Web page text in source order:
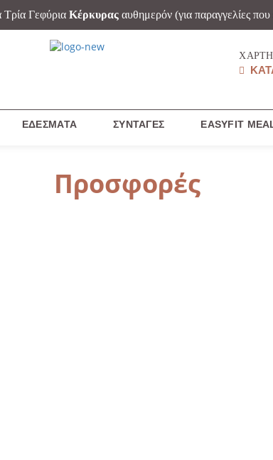
Γεφύρια Κέρκυραςαυθημερόν (για παραγγελίες
ΕΔΈΣΜΑΤΑ ΣΥΝΤΑΓΈΣ EASYFIT
Προσφορές